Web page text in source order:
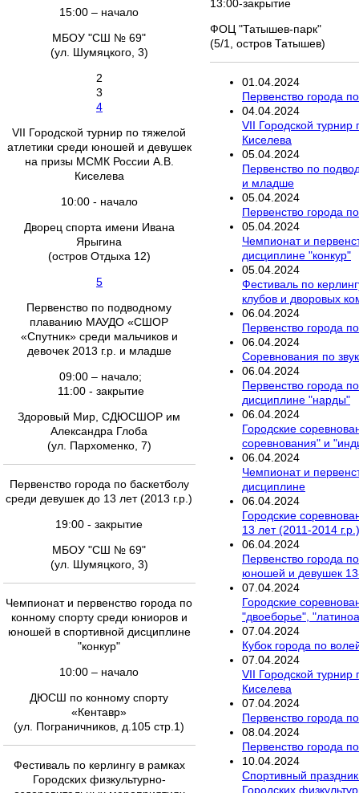
15:00 – начало
МБОУ "СШ № 69"
(ул. Шумяцкого, 3)
2
3
4
VII Городской турнир по тяжелой
атлетики среди юношей и девушек
на призы МСМК России А.В.
Киселева
10:00 - начало
Дворец спорта имени Ивана
Ярыгина
(остров Отдыха 12)
5
Первенство по подводному
плаванию МАУДО «СШОР
«Спутник» среди мальчиков и
девочек 2013 г.р. и младше
09:00 – начало;
11:00 - закрытие
Здоровый Мир, СДЮСШОР им
Александра Глоба
(ул. Пархоменко, 7)
Первенство города по баскетболу
среди девушек до 13 лет (2013 г.р.)
19:00 - закрытие
МБОУ "СШ № 69"
(ул. Шумяцкого, 3)
Чемпионат и первенство города по
конному спорту среди юниоров и
юношей в спортивной дисциплине
"конкур"
10:00 – начало
ДЮСШ по конному спорту
«Кентавр»
(ул. Пограничников, д.105 стр.1)
Фестиваль по керлингу в рамках
Городских физкультурно-
13:00-закрытие
ФОЦ "Татышев-парк"
(5/1, остров Татышев)
01 04 2024
Первенство города
04 04 2024
VII Городской
Киселева
05 04 2024
Первенство по
и младше
05 04 2024
Первенство города
05 04 2024
Чемпионат и
дисциплине "конкур"
05 04 2024
Фестиваль по
клубов и дворовых
06 04 2024
Первенство города
06 04 2024
Соревнования по
06 04 2024
Первенство города
дисциплине "нарды"
06 04 2024
Городские
соревнования" и
06 04 2024
Чемпионат и
дисциплине
06 04 2024
Городские
13 лет (2011-2014
06 04 2024
Первенство города
юношей и девушек
07 04 2024
Городские
"двоеборье",
07 04 2024
Кубок города по
07 04 2024
VII Городской
Киселева
07 04 2024
Первенство города
08 04 2024
Первенство города
10 04 2024
Спортивный
Городских